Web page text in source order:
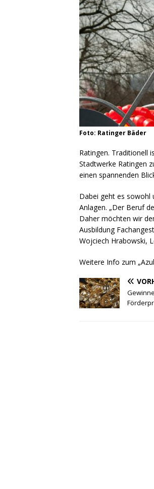
Foto: Ratinger Bäder
Ratingen. Traditionell
Stadtwerke Ratingen
einen spannenden
Dabei geht es sowohl
Anlagen. „Der Beruf
Daher möchten wir
Ausbildung
Wojciech Hrabowski,
Weitere Info zum